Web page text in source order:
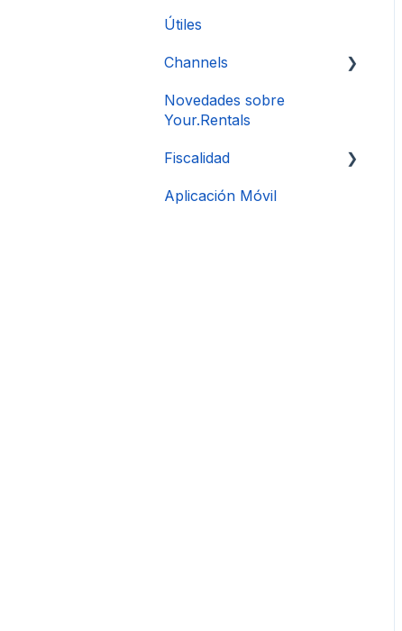
Útiles
Channels
Conexión de Cuenta
Novedades sobre
Your.Rentals
Fiscalidad
DAC 7
Aplicación Móvil